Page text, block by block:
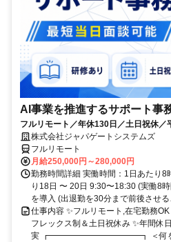
AI事業を推進するサポート事
フルリモート／年休130日／土日祝休／
株式会社ジャパゲートシステムズ
フルリモート
月給250,000円～280,000円
勤務時間詳細 実働時間：1日あたり8
り18日 〜 20日 9:30〜18:30 (実働8
を導入 (出退勤を30分まで前後させ
仕事内容 ✨フルリモート,在宅勤務
フレックス制＆土日祝休み ✨年間休
実 ┏━━━━━━━━━━━┓ ＜何をや